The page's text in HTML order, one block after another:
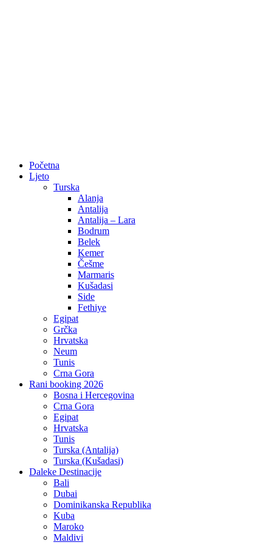
Početna
Ljeto
Turska
Alanja
Antalija
Antalija – Lara
Bodrum
Belek
Kemer
Češme
Marmaris
Kušadasi
Side
Fethiye
Egipat
Grčka
Hrvatska
Neum
Tunis
Crna Gora
Rani booking 2026
Bosna i Hercegovina
Crna Gora
Egipat
Hrvatska
Tunis
Turska (Antalija)
Turska (Kušadasi)
Daleke Destinacije
Bali
Dubai
Dominikanska Republika
Kuba
Maroko
Maldivi